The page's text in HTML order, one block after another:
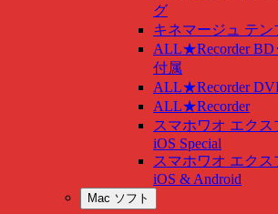
グ
キネマージュ テン
ALL★Recorder BD
付属
ALL★Recorder
ALL★Recorder
スマホワオ エクス
iOS Special
スマホワオ エクス
iOS & Android
Mac ソフト